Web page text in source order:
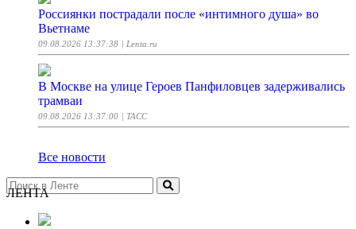
Россиянки пострадали после «интимного душа» во
Вьетнаме
09.08.2026 13:37:38 | Lenta.ru
В Москве на улице Героев Панфиловцев задерживались
трамваи
09.08.2026 13:37:00 | ТАСС
Все новости
ЛЕНТА